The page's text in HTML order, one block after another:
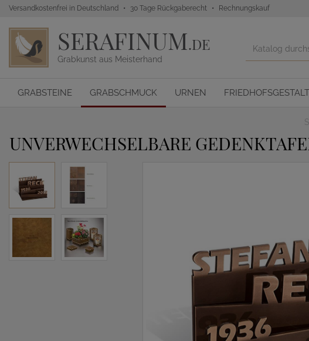
Versandkostenfrei in Deutschland 30 Tage Rückgaberecht Rechnungskauf
SERAFINUM.DE
Grabkunst aus Meisterhand
GRABSTEINE GRABSCHMUCK URNEN
UNVERWECHSELBARE